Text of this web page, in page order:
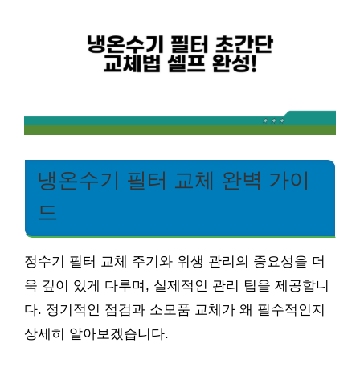
냉온수기 필터 교체 완벽 가이
드
정수기 필터 교체 주기와 위생 관리의 중요성을 더
욱 깊이 있게 다루며, 실제적인 관리 팁을 제공합니
다. 정기적인 점검과 소모품 교체가 왜 필수적인지
상세히 알아보겠습니다.